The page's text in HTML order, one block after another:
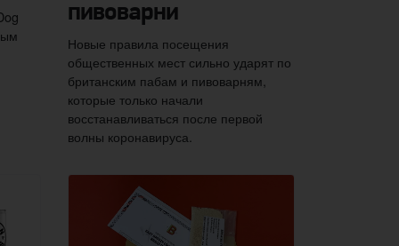
пивоварни
Новые правила посещения
общественных мест сильно ударят по
британским пабам и пивоварням,
которые только начали
восстанавливаться после первой
волны коронавируса.